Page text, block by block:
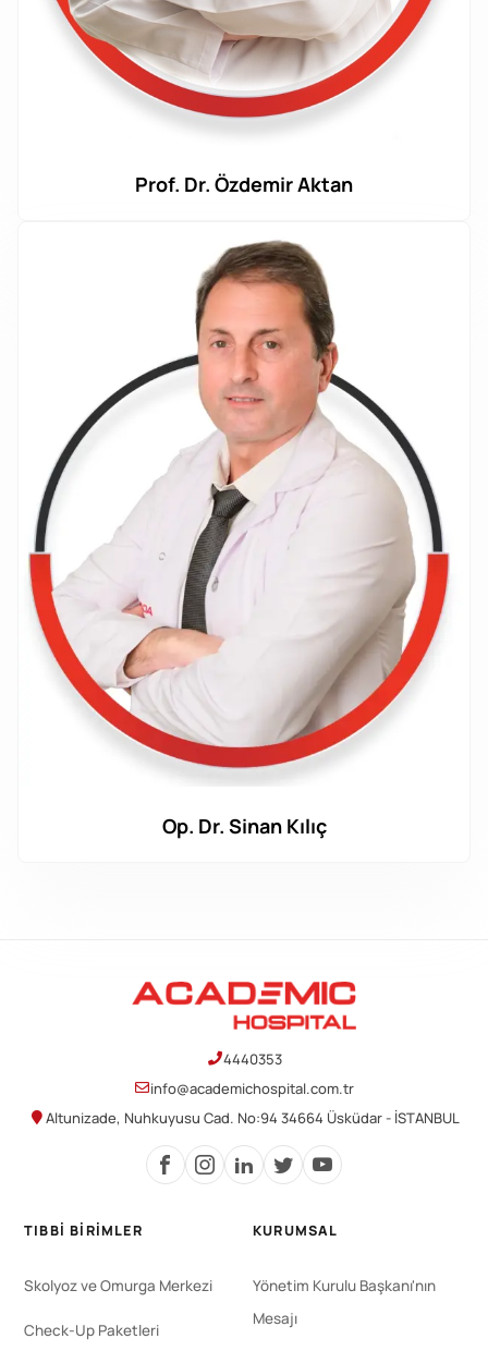
Prof. Dr. Özdemir Aktan
Op. Dr. Sinan Kılıç
4440353
info@academichospital.com.tr
Altunizade, Nuhkuyusu Cad. No:94 34664 Üsküdar - İSTANBUL
TIBBI BIRIMLER
Skolyoz ve Omurga Merkezi
Check-Up Paketleri
KURUMSAL
Yönetim Kurulu Başkanı'nın
Mesajı